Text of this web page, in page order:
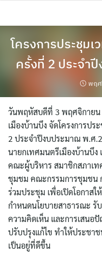
โครงการประชุม
ครั้งที่ 2 ประจำ
พฤศ
วันพฤหัสบดีที่ 3 พฤศจิกายน
เมืองบ้านบึง จัดโครงการป
2 ประจำปีงบประมาณ พ.ศ
นายกเทศมนตรีเมืองบ้านบึ
คณะผู้บริหาร สมาชิกสภาเท
ชุมชม คณะกรรมการชุมชน
ร่วมประชุม เพื่อเปิดโอกาสใ
กำหนดนโยบายสาธารณะ รั
ความคิดเห็น และการเสนอ
ปรับปรุงแก้ไข ทำให้ประชา
เป็นอยู่ที่ดีขึ้น